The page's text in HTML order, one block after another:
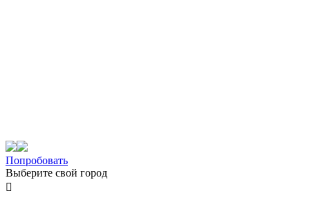
Попробовать
Выберите свой город
